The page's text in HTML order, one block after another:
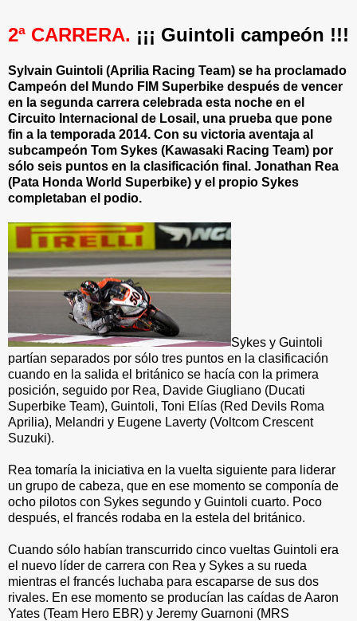
2ª CARRERA. ¡¡¡ Guintoli campeón !!!
Sylvain Guintoli (Aprilia Racing Team) se ha proclamado
Campeón del Mundo FIM Superbike después de vencer
en la segunda carrera celebrada esta noche en el
Circuito Internacional de Losail, una prueba que pone
fin a la temporada 2014. Con su victoria aventaja al
subcampeón Tom Sykes (Kawasaki Racing Team) por
sólo seis puntos en la clasificación final. Jonathan Rea
(Pata Honda World Superbike) y el propio Sykes
completaban el podio.
Sykes y Guintoli
partían separados por sólo tres puntos en la clasificación
cuando en la salida el británico se hacía con la primera
posición, seguido por Rea, Davide Giugliano (Ducati
Superbike Team), Guintoli, Toni Elías (Red Devils Roma
Aprilia), Melandri y Eugene Laverty (Voltcom Crescent
Suzuki).
Rea tomaría la iniciativa en la vuelta siguiente para liderar
un grupo de cabeza, que en ese momento se componía de
ocho pilotos con Sykes segundo y Guintoli cuarto. Poco
después, el francés rodaba en la estela del británico.
Cuando sólo habían transcurrido cinco vueltas Guintoli era
el nuevo líder de carrera con Rea y Sykes a su rueda
mientras el francés luchaba para escaparse de sus dos
rivales. En ese momento se producían las caídas de Aaron
Yates (Team Hero EBR) y Jeremy Guarnoni (MRS